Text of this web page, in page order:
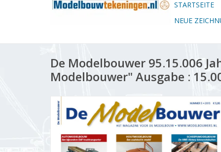
STARTSEITE
NEUE
De Modelbouwer 95.15.006
Modelbouwer" Ausgabe :